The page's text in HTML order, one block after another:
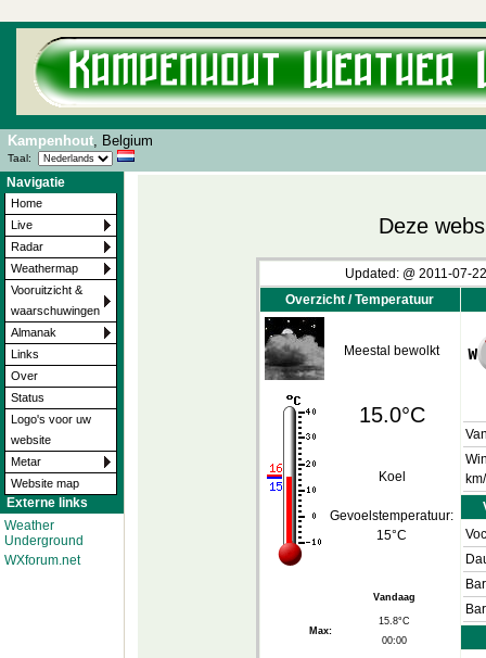
Kampenhout, Belgium
Taal:
Navigatie
Home
Live
Radar
Weathermap
Vooruitzicht &
waarschuwingen
Almanak
Links
Over
Status
Logo's voor uw
website
Metar
Website map
Externe links
Weather
Underground
WXforum.net
Deze
Updated:@ 2011-07-
Overzicht / Temperatuur
Meestal bewolkt
15.0°C
Koel
Gevoelstemperatuur:
15°C
Vandaag
Max:
15.8°C
00:00